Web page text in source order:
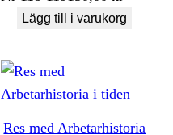
Lägg till i varukorg
Res med Arbetarhistoria